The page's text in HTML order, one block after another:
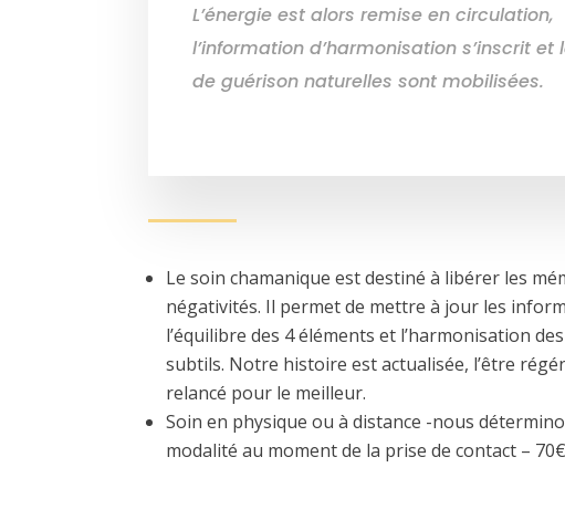
L’énergie est alors remise en circulation,
l’information d’harmonisation s’inscrit et
de guérison naturelles sont mobilisées.
Le soin chamanique est destiné à libérer les
négativités. Il permet de mettre à jour les
l’équilibre des 4 éléments et l’harmonisation
subtils. Notre histoire est actualisée, l’être
relancé pour le meilleur.
Soin en physique ou à distance -nous
modalité au moment de la prise de contact – 70€